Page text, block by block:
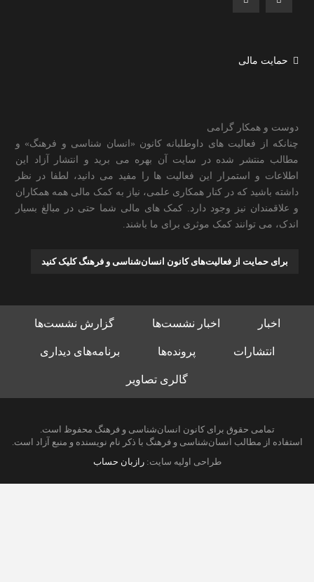
حمایت مالی
دوست و همکار گرامی
چنانکه از فعالیت های داوطلبانه کانون «انسان شناسی و فرهنگ» و
مطالب منتشر شده در سایت آن بهره می برید و انتشار آزاد این
اطلاعات و استمرار این فعالیت ها را مفید می دانید، لطفا در نظر
داشته باشید که در کنار همکاری علمی، نیاز به کمک مالی همه همکاران
و علاقمندان نیز وجود دارد. کمک های مالی شما حتی در مبالغ بسیار
اندک، می توانند کمک موثری برای ما باشند.
برای حمایت از فعالیت‌های کانون انسان‌شناسی و فرهنگ کلیک کنید
اخبار اخبار نشست‌ها گزارش نشست‌ها
انتشارات پرونده‌ها برنامه‌های دیداری
گالری تصاویر
تمامی حقوق برای کانون انسان‌شناسی و فرهنگ محفوظ است.
استفاده از مطالب انسان‌شناسی و فرهنگ با ذکر نام نویسنده و منبع آزاد است.
طراحی اولیه سایت:رازبان حساب